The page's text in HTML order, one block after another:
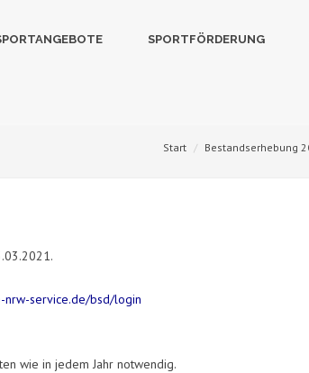
SPORTFÖRDERUNG
Start Bestandserhebung
nrw-service.de/bsd/login
wie in jedem Jahr notwendig.